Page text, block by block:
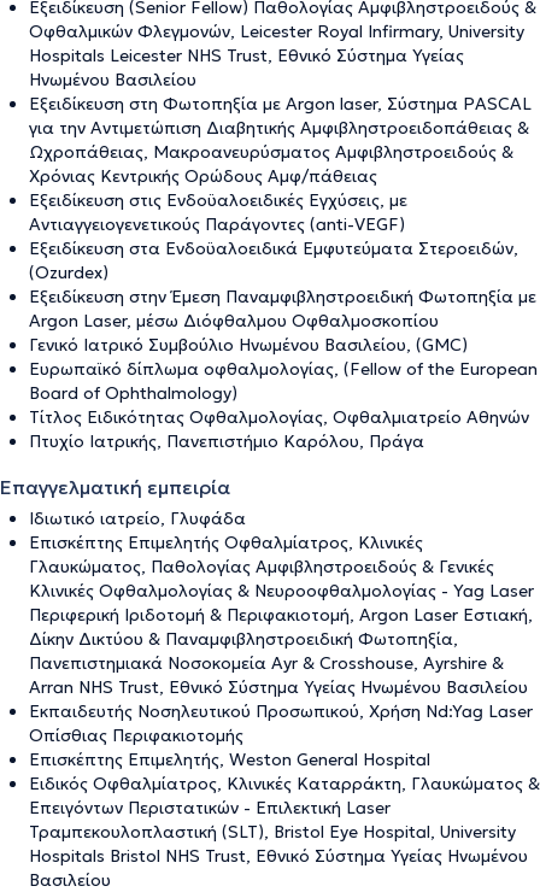
Εξειδίκευση (Senior Fellow) Παθολογίας Αμφιβληστροειδούς &
Οφθαλμικών Φλεγμονών, Leicester Royal Infirmary, University
Hospitals Leicester NHS Trust, Εθνικό Σύστημα Υγείας
Ηνωμένου Βασιλείου
Εξειδίκευση στη Φωτοπηξία με Argon laser, Σύστημα PASCAL
για την Αντιμετώπιση Διαβητικής Αμφιβληστροειδοπάθειας &
Ωχροπάθειας, Μακροανευρύσματος Αμφιβληστροειδούς &
Χρόνιας Κεντρικής Ορώδους Αμφ/πάθειας
Εξειδίκευση στις Ενδοϋαλοειδικές Εγχύσεις, με
Αντιαγγειογενετικούς Παράγοντες (anti-VEGF)
Εξειδίκευση στα Ενδοϋαλοειδικά Εμφυτεύματα Στεροειδών,
(Ozurdex)
Εξειδίκευση στην Έμεση Παναμφιβληστροειδική Φωτοπηξία με
Argon Laser, μέσω Διόφθαλμου Οφθαλμοσκοπίου
Γενικό Ιατρικό Συμβούλιο Ηνωμένου Βασιλείου, (GMC)
Ευρωπαϊκό δίπλωμα οφθαλμολογίας, (Fellow of the European
Board of Ophthalmology)
Τίτλος Ειδικότητας Οφθαλμολογίας, Οφθαλμιατρείο Αθηνών
Πτυχίο Ιατρικής, Πανεπιστήμιο Καρόλου, Πράγα
Επαγγελματική εμπειρία
Ιδιωτικό ιατρείο, Γλυφάδα
Επισκέπτης Επιμελητής Οφθαλμίατρος, Κλινικές
Γλαυκώματος, Παθολογίας Αμφιβληστροειδούς & Γενικές
Κλινικές Οφθαλμολογίας & Νευροοφθαλμολογίας - Yag Laser
Περιφερική Ιριδοτομή & Περιφακιοτομή, Argon Laser Εστιακή,
Δίκην Δικτύου & Παναμφιβληστροειδική Φωτοπηξία,
Πανεπιστημιακά Νοσοκομεία Ayr & Crosshouse, Ayrshire &
Arran NHS Trust, Εθνικό Σύστημα Υγείας Ηνωμένου Βασιλείου
Εκπαιδευτής Νοσηλευτικού Προσωπικού, Χρήση Nd:Yag Laser
Οπίσθιας Περιφακιοτομής
Επισκέπτης Επιμελητής, Weston General Hospital
Ειδικός Οφθαλμίατρος, Κλινικές Καταρράκτη, Γλαυκώματος &
Επειγόντων Περιστατικών - Επιλεκτική Laser
Τραμπεκουλοπλαστική (SLT), Bristol Eye Hospital, University
Hospitals Bristol NHS Trust, Εθνικό Σύστημα Υγείας Ηνωμένου
Βασιλείου